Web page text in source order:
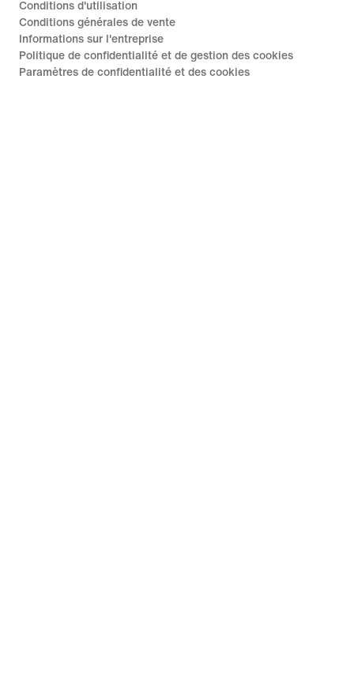
Conditions d'utilisation
Conditions générales de vente
Informations sur l'entreprise
Politique de confidentialité et de gestion des cookies
Paramètres de confidentialité et des cookies